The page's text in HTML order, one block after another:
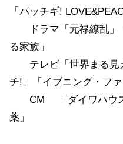
「パッチギ!
ドラマ「元禄繚乱」
る家族」
テレビ「世界まる見
チ!」「イブニング・ファ
CM 「ダイワハウス
薬」